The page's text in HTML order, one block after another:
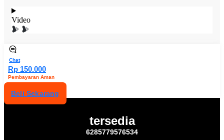
Video
Chat
Rp 150.000
Pembayaran Aman
Beli Sekarang
tersedia
6285779576534